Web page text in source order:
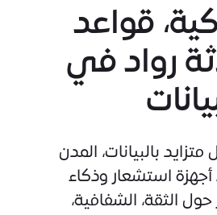
قواعد
رواد في
بالبيانات، المدن
استشعار وذكاء
الثقة، الشفافية،